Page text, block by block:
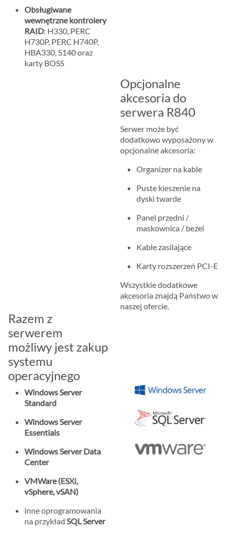
Obsługiwane
wewnętrzne kontrolery
RAID: H330, PERC
H730P, PERC H740P,
HBA330, S140 oraz
karty BOSS
Opcjonalne
akcesoria do
serwera R840
Serwer może być
dodatkowo wyposażony w
opcjonalne akcesoria:
Organizer na kable
Puste kieszenie na
dyski twarde
Panel przedni /
maskownica / bezel
Kable zasilające
Karty rozszerzeń PCI-E
Wszystkie dodatkowe
akcesoria znajdą Państwo w
naszej ofercie.
Razem z
serwerem
możliwy jest zakup
systemu
operacyjnego
Windows Server
Standard
Windows Server
Essentials
Windows Server Data
Center
VMWare (ESXi,
vSphere, vSAN)
inne oprogramowania
na przykład SQL Server